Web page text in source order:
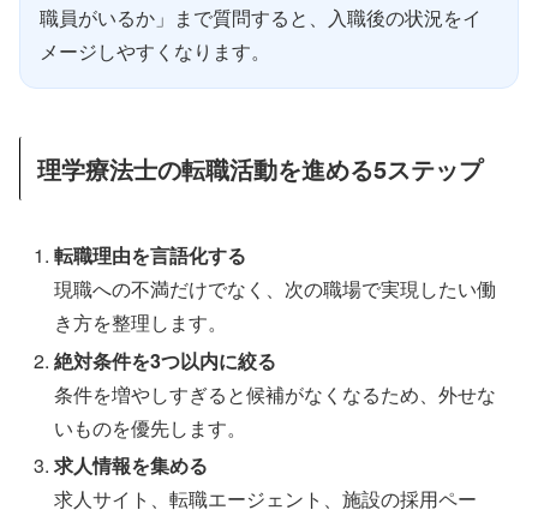
職員がいるか」まで質問すると、入職後の状況をイ
メージしやすくなります。
理学療法士の転職活動を進める5ステップ
転職理由を言語化する
現職への不満だけでなく、次の職場で実現したい働
き方を整理します。
絶対条件を3つ以内に絞る
条件を増やしすぎると候補がなくなるため、外せな
いものを優先します。
求人情報を集める
求人サイト、転職エージェント、施設の採用ペー